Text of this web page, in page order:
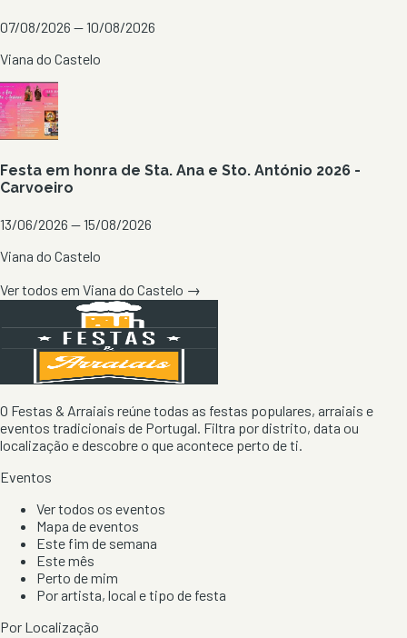
07/08/2026 — 10/08/2026
Viana do Castelo
Festa em honra de Sta. Ana e Sto. António 2026 -
Carvoeiro
13/06/2026 — 15/08/2026
Viana do Castelo
Ver todos em Viana do Castelo →
O Festas & Arraiais reúne todas as festas populares, arraiais e
eventos tradicionais de Portugal. Filtra por distrito, data ou
localização e descobre o que acontece perto de ti.
Eventos
Ver todos os eventos
Mapa de eventos
Este fim de semana
Este mês
Perto de mim
Por artista, local e tipo de festa
Por Localização